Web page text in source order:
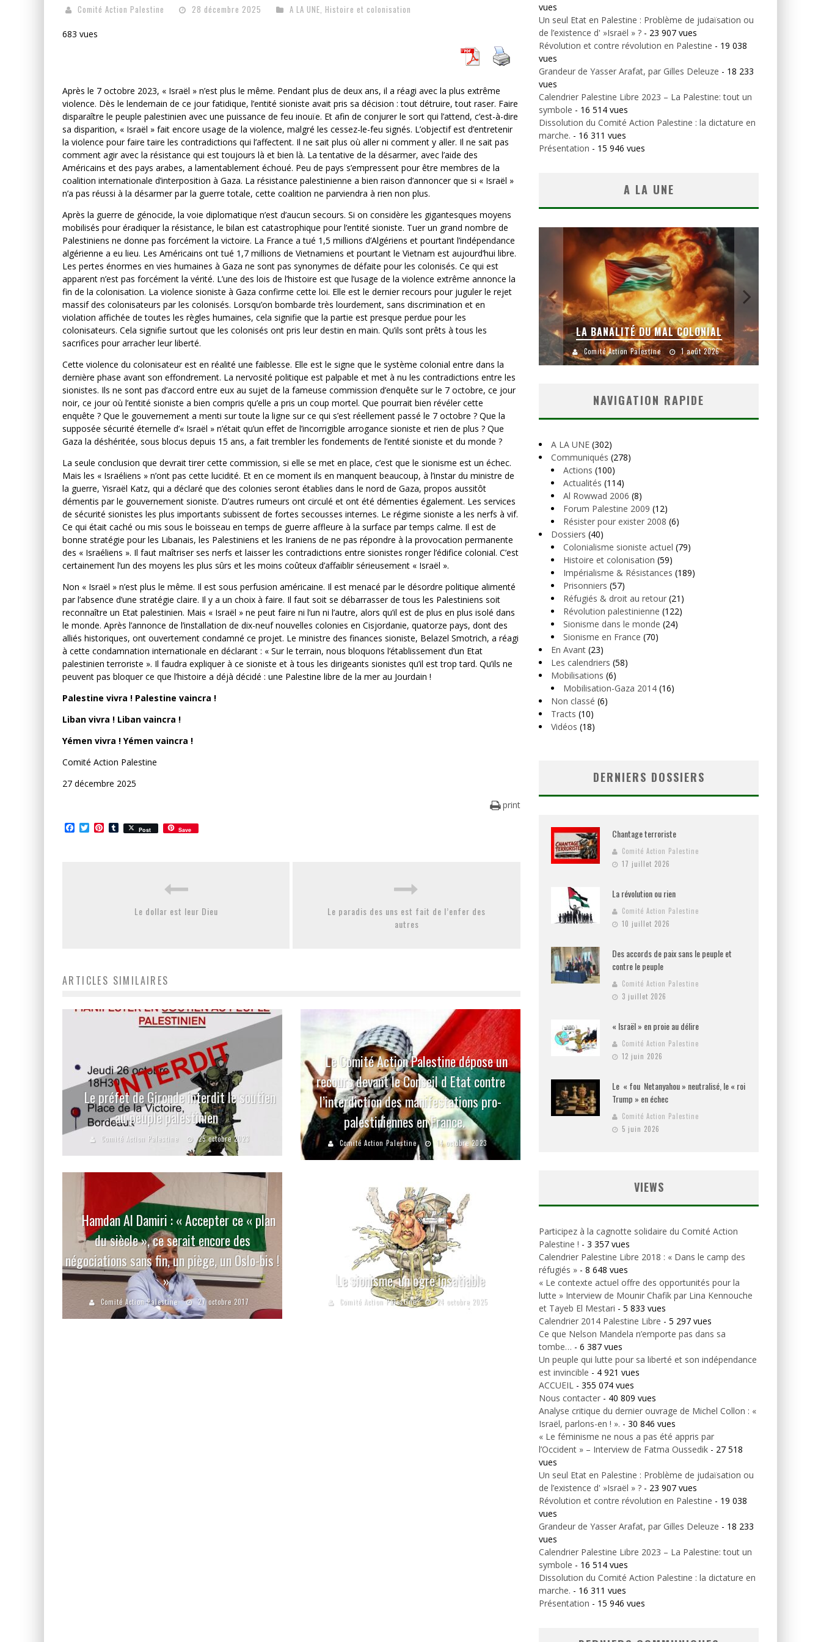
Comité Action Palestine 28 décembre 2025 A LA UNE, Histoire et colonisation
683 vues
Après le 7 octobre 2023, « Israël » n’est plus le même. Pendant plus de deux ans, il a réagi avec la plus extrême
violence. Dès le lendemain de ce jour fatidique, l’entité sioniste avait pris sa décision : tout détruire, tout raser. Faire
disparaître le peuple palestinien avec une puissance de feu inouïe. Et afin de conjurer le sort qui l’attend, c’est-à-dire
sa disparition, « Israël » fait encore usage de la violence, malgré les cessez-le-feu signés. L’objectif est d’entretenir
la violence pour faire taire les contradictions qui l’affectent. Il ne sait plus où aller ni comment y aller. Il ne sait pas
comment agir avec la résistance qui est toujours là et bien là. La tentative de la désarmer, avec l’aide des
Américains et des pays arabes, a lamentablement échoué. Peu de pays s’empressent pour être membres de la
coalition internationale d’interposition à Gaza. La résistance palestinienne a bien raison d’annoncer que si « Israël »
n’a pas réussi à la désarmer par la guerre totale, cette coalition ne parviendra à rien non plus.
Après la guerre de génocide, la voie diplomatique n’est d’aucun secours. Si on considère les gigantesques moyens
mobilisés pour éradiquer la résistance, le bilan est catastrophique pour l’entité sioniste. Tuer un grand nombre de
Palestiniens ne donne pas forcément la victoire. La France a tué 1,5 millions d’Algériens et pourtant l’indépendance
algérienne a eu lieu. Les Américains ont tué 1,7 millions de Vietnamiens et pourtant le Vietnam est aujourd’hui libre.
Les pertes énormes en vies humaines à Gaza ne sont pas synonymes de défaite pour les colonisés. Ce qui est
apparent n’est pas forcément la vérité. L’une des lois de l’histoire est que l’usage de la violence extrême annonce la
fin de la colonisation. La violence sioniste à Gaza confirme cette loi. Elle est le dernier recours pour juguler le rejet
massif des colonisateurs par les colonisés. Lorsqu’on bombarde très lourdement, sans discrimination et en
violation affichée de toutes les règles humaines, cela signifie que la partie est presque perdue pour les
colonisateurs. Cela signifie surtout que les colonisés ont pris leur destin en main. Qu’ils sont prêts à tous les
sacrifices pour arracher leur liberté.
Cette violence du colonisateur est en réalité une faiblesse. Elle est le signe que le système colonial entre dans la
dernière phase avant son effondrement. La nervosité politique est palpable et met à nu les contradictions entre les
sionistes. Ils ne sont pas d’accord entre eux au sujet de la fameuse commission d’enquête sur le 7 octobre, ce jour
noir, ce jour où l’entité sioniste a bien compris qu’elle a pris un coup mortel. Que pourrait bien révéler cette
enquête ? Que le gouvernement a menti sur toute la ligne sur ce qui s’est réellement passé le 7 octobre ? Que la
supposée sécurité éternelle d’« Israël » n’était qu’un effet de l’incorrigible arrogance sioniste et rien de plus ? Que
Gaza la déshéritée, sous blocus depuis 15 ans, a fait trembler les fondements de l’entité sioniste et du monde ?
La seule conclusion que devrait tirer cette commission, si elle se met en place, c’est que le sionisme est un échec.
Mais les « Israéliens » n’ont pas cette lucidité. Et en ce moment ils en manquent beaucoup, à l’instar du ministre de
la guerre, Yisraël Katz, qui a déclaré que des colonies seront établies dans le nord de Gaza, propos aussitôt
démentis par le gouvernement sioniste. D’autres rumeurs ont circulé et ont été démenties également. Les services
de sécurité sionistes les plus importants subissent de fortes secousses internes. Le régime sioniste a les nerfs à vif.
Ce qui était caché ou mis sous le boisseau en temps de guerre affleure à la surface par temps calme. Il est de
bonne stratégie pour les Libanais, les Palestiniens et les Iraniens de ne pas répondre à la provocation permanente
des « Israéliens ». Il faut maîtriser ses nerfs et laisser les contradictions entre sionistes ronger l’édifice colonial. C’est
certainement l’un des moyens les plus sûrs et les moins coûteux d’affaiblir sérieusement « Israël ».
Non « Israël » n’est plus le même. Il est sous perfusion américaine. Il est menacé par le désordre politique alimenté
par l’absence d’une stratégie claire. Il y a un choix à faire. Il faut soit se débarrasser de tous les Palestiniens soit
reconnaître un Etat palestinien. Mais « Israël » ne peut faire ni l’un ni l’autre, alors qu’il est de plus en plus isolé dans
le monde. Après l’annonce de l’installation de dix-neuf nouvelles colonies en Cisjordanie, quatorze pays, dont des
alliés historiques, ont ouvertement condamné ce projet. Le ministre des finances sioniste, Belazel Smotrich, a réagi
à cette condamnation internationale en déclarant : « Sur le terrain, nous bloquons l’établissement d’un Etat
palestinien terroriste ». Il faudra expliquer à ce sioniste et à tous les dirigeants sionistes qu’il est trop tard. Qu’ils ne
peuvent pas bloquer ce que l’histoire a déjà décidé : une Palestine libre de la mer au Jourdain !
Palestine vivra ! Palestine vaincra !
Liban vivra ! Liban vaincra !
Yémen vivra ! Yémen vaincra !
Comité Action Palestine
27 décembre 2025
print
Facebook
TwitterPinterest
Tumblr
Post Save
Le dollar est leur Dieu
Le paradis des uns est fait de l’enfer des
autres
ARTICLES SIMILAIRES
Le préfet de Gironde interdit le soutien
au peuple palestinien
Comité Action Palestine 25 octobre 2023
Le Comité Action Palestine dépose un
recours devant le Conseil d Etat contre
l’interdiction des manifestations pro-
palestiniennes en France.
Comité Action Palestine 14 octobre 2023
Hamdan Al Damiri : « Accepter ce « plan
du siècle », ce serait encore des
négociations sans fin, un piège, un Oslo-bis !
»
Comité Action Palestine 27 octobre 2017
Le sionisme, un ogre insatiable
Comité Action Palestine 24 octobre 2025
vues
Un seul Etat en Palestine : Problème de judaïsation ou
de l’existence d' »Israël » ? - 23 907 vues
Révolution et contre révolution en Palestine - 19 038
vues
Grandeur de Yasser Arafat, par Gilles Deleuze - 18 233
vues
Calendrier Palestine Libre 2023 – La Palestine: tout un
symbole - 16 514 vues
Dissolution du Comité Action Palestine : la dictature en
marche. - 16 311 vues
Présentation - 15 946 vues
A LA UNE
DES ACCORDS DE PAIX SANS LE
PEUPLE ET CONTRE LE PEUPLE
LA BANALITÉ DU MAL COLONIAL
Comité Action Palestine 1 août 2026
NAVIGATION RAPIDE
A LA UNE (302)
Communiqués (278)
Actions (100)
Actualités (114)
Al Rowwad 2006 (8)
Forum Palestine 2009 (12)
Résister pour exister 2008 (6)
Dossiers (40)
Colonialisme sioniste actuel (79)
Histoire et colonisation (59)
Impérialisme & Résistances (189)
Prisonniers (57)
Réfugiés & droit au retour (21)
Révolution palestinienne (122)
Sionisme dans le monde (24)
Sionisme en France (70)
En Avant (23)
Les calendriers (58)
Mobilisations (6)
Mobilisation-Gaza 2014 (16)
Non classé (6)
Tracts (10)
Vidéos (18)
DERNIERS DOSSIERS
Chantage terroriste
Comité Action Palestine
17 juillet 2026
La révolution ou rien
Comité Action Palestine
10 juillet 2026
Des accords de paix sans le peuple et
contre le peuple
Comité Action Palestine
3 juillet 2026
« Israël » en proie au délire
Comité Action Palestine
12 juin 2026
Le « fou Netanyahou » neutralisé, le « roi
Trump » en échec
Comité Action Palestine
5 juin 2026
VIEWS
Participez à la cagnotte solidaire du Comité Action
Palestine ! - 3 357 vues
Calendrier Palestine Libre 2018 : « Dans le camp des
réfugiés » - 8 648 vues
« Le contexte actuel offre des opportunités pour la
lutte » Interview de Mounir Chafik par Lina Kennouche
et Tayeb El Mestari - 5 833 vues
Calendrier 2014 Palestine Libre - 5 297 vues
Ce que Nelson Mandela n’emporte pas dans sa
tombe… - 6 387 vues
Un peuple qui lutte pour sa liberté et son indépendance
est invincible - 4 921 vues
ACCUEIL - 355 074 vues
Nous contacter - 40 809 vues
Analyse critique du dernier ouvrage de Michel Collon : «
Israël, parlons-en ! ». - 30 846 vues
« Le féminisme ne nous a pas été appris par
l’Occident » – Interview de Fatma Oussedik - 27 518
vues
Un seul Etat en Palestine : Problème de judaïsation ou
de l’existence d' »Israël » ? - 23 907 vues
Révolution et contre révolution en Palestine - 19 038
vues
Grandeur de Yasser Arafat, par Gilles Deleuze - 18 233
vues
Calendrier Palestine Libre 2023 – La Palestine: tout un
symbole - 16 514 vues
Dissolution du Comité Action Palestine : la dictature en
marche. - 16 311 vues
Présentation - 15 946 vues